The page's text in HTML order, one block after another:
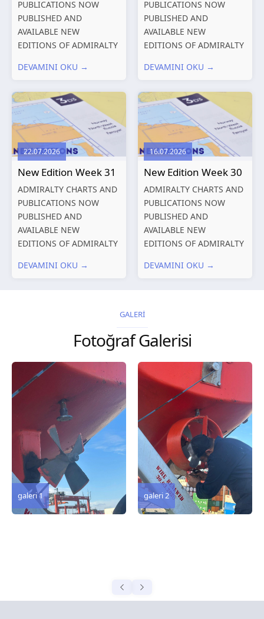
teknik yönetim şirketleri
ve denizcilik...
PUBLICATIONS NOW
PUBLISHED AND
AVAILABLE NEW
EDITIONS OF ADMIRALTY
PUBLICATIONS New
Charts published 13
August 2026 Chart
Title, limits
and other remarks
319
International chart
DEVAMINI OKU →
PUBLICATIONS NOW
PUBLISHED AND
AVAILABLE NEW
EDITIONS OF ADMIRALTY
PUBLICATIONS New
Charts published 06
August 2026 Chart Title,
limits and other remarks
1602 China – Chang...
DEVAMINI OKU →
22.07.2026
New Edition Week 31
ADMIRALTY CHARTS AND
PUBLICATIONS NOW
PUBLISHED AND
AVAILABLE NEW
EDITIONS OF ADMIRALTY
PUBLICATIONS New
remarks 127 Korea
DEVAMINI OKU →
16.07.2026
New Edition Week 30
ADMIRALTY CHARTS AND
PUBLICATIONS NOW
PUBLISHED AND
AVAILABLE NEW
EDITIONS OF ADMIRALTY
PUBLICATIONS New
2026 Chart
Title, limits and other
remarks 67 Gulf of...
DEVAMINI OKU →
GALERİ
Fotoğraf Galerisi
galeri 2
galeri 3